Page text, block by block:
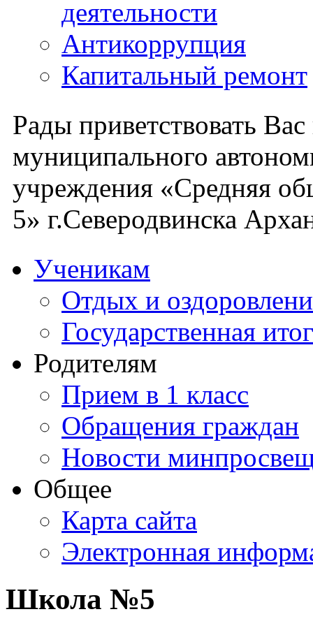
деятельности
Антикоррупция
Капитальный ремонт
Рады приветствовать
муниципального
учреждения «Средняя
5» г.Северодвинска
Ученикам
Отдых и
Государственная
Родителям
Прием в 1 класс
Обращения граждан
Новости
Общее
Карта сайта
Электронная
Школа №5